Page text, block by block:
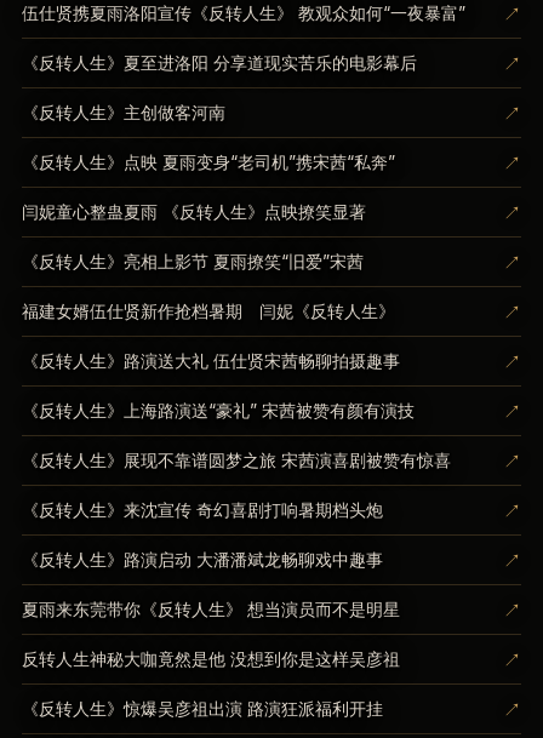
伍仕贤携夏雨洛阳宣传《反转人生》 教观众如何“一夜暴富” ↗
《反转人生》夏至进洛阳 分享道现实苦乐的电影幕后 ↗
《反转人生》主创做客河南 ↗
《反转人生》点映 夏雨变身“老司机”携宋茜“私奔” ↗
闫妮童心整蛊夏雨 《反转人生》点映撩笑显著 ↗
《反转人生》亮相上影节 夏雨撩笑“旧爱”宋茜 ↗
福建女婿伍仕贤新作抢档暑期 闫妮《反转人生》 ↗
《反转人生》路演送大礼 伍仕贤宋茜畅聊拍摄趣事 ↗
《反转人生》上海路演送“豪礼” 宋茜被赞有颜有演技 ↗
《反转人生》展现不靠谱圆梦之旅 宋茜演喜剧被赞有惊喜 ↗
《反转人生》来沈宣传 奇幻喜剧打响暑期档头炮 ↗
《反转人生》路演启动 大潘潘斌龙畅聊戏中趣事 ↗
夏雨来东莞带你《反转人生》 想当演员而不是明星 ↗
反转人生神秘大咖竟然是他 没想到你是这样吴彦祖 ↗
《反转人生》惊爆吴彦祖出演 路演狂派福利开挂 ↗